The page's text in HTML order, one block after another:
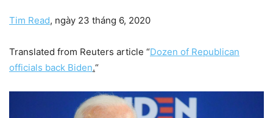
Tim Read, ngày 23 tháng 6, 2020
Translated from Reuters article “Dozen of Republican
officials back Biden.“